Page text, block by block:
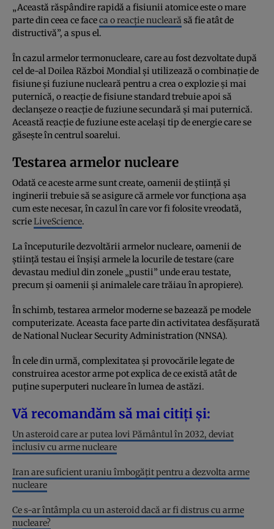
„Această răspândire rapidă a fisiunii atomice este o mare
parte din ceea ce faceca o reacție nucleară să fie atât de
distructivă”, a spus el.
În cazul armelor termonucleare, care au fost dezvoltate după
cel de-al Doilea Război Mondial și utilizează o combinație de
fisiune și fuziune nucleară pentru a crea o explozie și mai
puternică, o reacție de fisiune standard trebuie apoi să
declanșeze o reacție de fuziune secundară și mai puternică.
Această reacție de fuziune este același tip de energie care se
găsește în centrul soarelui.
Testarea armelor nucleare
Odată ce aceste arme sunt create, oamenii de știință și
inginerii trebuie să se asigure că armele vor funcționa așa
cum este necesar, în cazul în care vor fi folosite vreodată,
scrieLiveScience.
La începuturile dezvoltării armelor nucleare, oamenii de
știință testau ei înșiși armele la locurile de testare (care
devastau mediul din zonele „pustii” unde erau testate,
precum și oamenii și animalele care trăiau în apropiere).
În schimb, testarea armelor moderne se bazează pe modele
computerizate. Aceasta face parte din activitatea desfășurată
de National Nuclear Security Administration (NNSA).
În cele din urmă, complexitatea și provocările legate de
construirea acestor arme pot explica de ce există atât de
puține superputeri nucleare în lumea de astăzi.
Vă recomandăm să mai citiți și:
Un asteroid care ar putea lovi Pământul în 2032, deviat
inclusiv cu arme nucleare
Iran are suficient uraniu îmbogăţit pentru a dezvolta arme
nucleare
Ce s-ar întâmpla cu un asteroid dacă ar fi distrus cu arme
nucleare?